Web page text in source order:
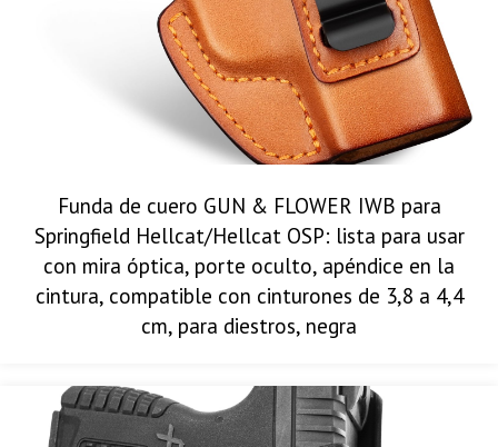
Funda de cuero GUN & FLOWER IWB para
Springfield Hellcat/Hellcat OSP: lista para usar
con mira óptica, porte oculto, apéndice en la
cintura, compatible con cinturones de 3,8 a 4,4
cm, para diestros, negra